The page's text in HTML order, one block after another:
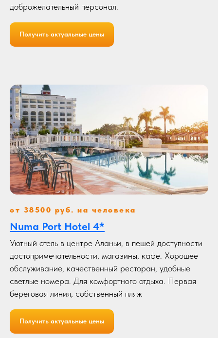
доброжелательный персонал.
Получить актуальные цены
от 38500 руб. на человека
Numa Port Hotel 4*
Уютный отель в центре Аланьи, в пешей доступности
достопримечательности, магазины, кафе. Хорошее
обслуживание, качественный ресторан, удобные
светлые номера. Для комфортного отдыха. Первая
береговая линия, собственный пляж
Получить актуальные цены